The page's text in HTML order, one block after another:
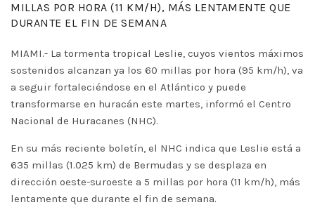
MILLAS POR HORA (11 KM/H), MÁS LENTAMENTE QUE
DURANTE EL FIN DE SEMANA
MIAMI.- La tormenta tropical Leslie, cuyos vientos máximos
sostenidos alcanzan ya los 60 millas por hora (95 km/h), va
a seguir fortaleciéndose en el Atlántico y puede
transformarse en huracán este martes, informó el Centro
Nacional de Huracanes (NHC).
En su más reciente boletín, el NHC indica que Leslie está a
635 millas (1.025 km) de Bermudas y se desplaza en
dirección oeste-suroeste a 5 millas por hora (11 km/h), más
lentamente que durante el fin de semana.